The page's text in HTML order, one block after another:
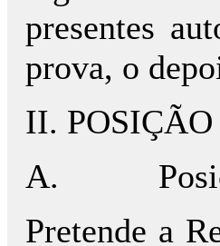
presentes
prova, o
II. POSIÇÃO
A.
Pretende a